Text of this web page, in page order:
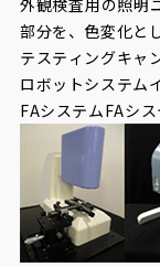
部分を、色変化と
テスティングキャ
ロボットシステム
FAシステムFAシ